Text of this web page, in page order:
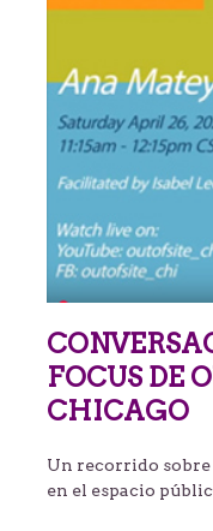
FOCUS DE
CHICAGO
Un recorrido
en el espacio